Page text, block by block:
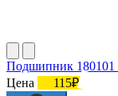
Подшипник 180101
Цена
115₽